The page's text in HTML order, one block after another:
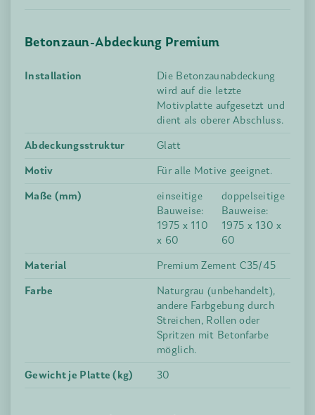
Betonzaun-Abdeckung Premium
Installation
Die Betonzaunabdeckung
wird auf die letzte
Motivplatte aufgesetzt und
dient als oberer Abschluss.
Abdeckungsstruktur
Glatt
Motiv
Für alle Motive geeignet.
Maße (mm)
einseitige
Bauweise:
1975 x 110
x 60
doppelseitige
Bauweise:
1975 x 130 x
60
Material
Premium Zement C35/45
Farbe
Naturgrau (unbehandelt),
andere Farbgebung durch
Streichen, Rollen oder
Spritzen mit Betonfarbe
möglich.
Gewicht je Platte (kg)
30